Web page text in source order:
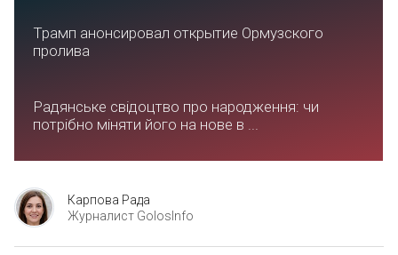
Трамп анонсировал открытие Ормузского
пролива
Радянське свідоцтво про народження: чи
потрібно міняти його на нове в ...
Карпова Рада
Журналист GolosInfo